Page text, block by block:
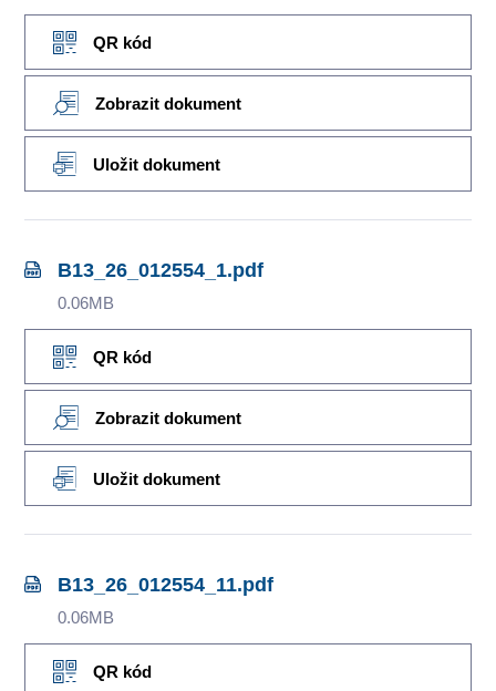
QR kód
Zobrazit dokument
Uložit dokument
B13_26_012554_1.pdf
0.06MB
QR kód
Zobrazit dokument
Uložit dokument
B13_26_012554_11.pdf
0.06MB
QR kód